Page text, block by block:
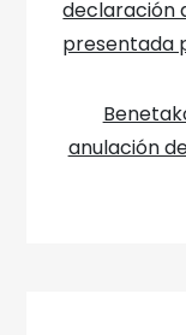
de
declaración
presentada
anulación